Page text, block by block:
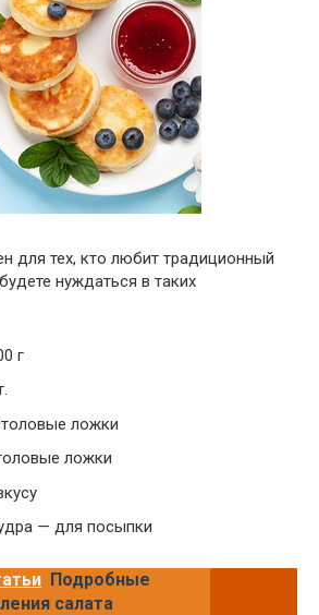
для тех, кто любит традиционный
нуждаться в таких
г
ложки
ложки
— для посыпки
Подробные
салата